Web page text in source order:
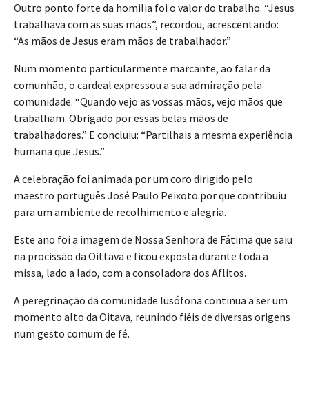
Outro ponto forte da homilia foi o valor do trabalho. “Jesus
trabalhava com as suas mãos”, recordou, acrescentando:
“As mãos de Jesus eram mãos de trabalhador.”
Num momento particularmente marcante, ao falar da
comunhão, o cardeal expressou a sua admiração pela
comunidade: “Quando vejo as vossas mãos, vejo mãos que
trabalham. Obrigado por essas belas mãos de
trabalhadores.” E concluiu: “Partilhais a mesma experiência
humana que Jesus.”
A celebração foi animada por um coro dirigido pelo
maestro português José Paulo Peixoto.por que contribuiu
para um ambiente de recolhimento e alegria.
Este ano foi a imagem de Nossa Senhora de Fátima que saiu
na procissão da Oittava e ficou exposta durante toda a
missa, lado a lado, com a consoladora dos Aflitos.
A peregrinação da comunidade lusófona continua a ser um
momento alto da Oitava, reunindo fiéis de diversas origens
num gesto comum de fé.